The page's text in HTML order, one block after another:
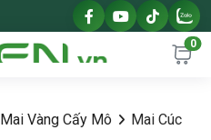
0
Mai Vàng Cấy Mô
Mai Cúc